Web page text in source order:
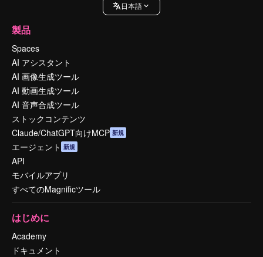
日本語
製品
Spaces
AI アシスタント
AI 画像生成ツール
AI 動画生成ツール
AI 音声合成ツール
ストックコンテンツ
Claude/ChatGPT向けMCP 新規
エージェント 新規
API
モバイルアプリ
すべてのMagnificツール
はじめに
Academy
ドキュメント